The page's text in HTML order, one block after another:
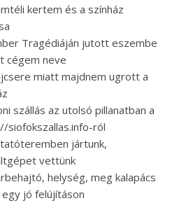
kertem és a színház
Tragédiáján jutott eszembe
cégem neve
miatt majdnem ugrott a
szállás az utolsó pillanatban a
siofokszallas.info-ról
jártunk,
vettünk
helység, meg kalapács
egy jó felújításon